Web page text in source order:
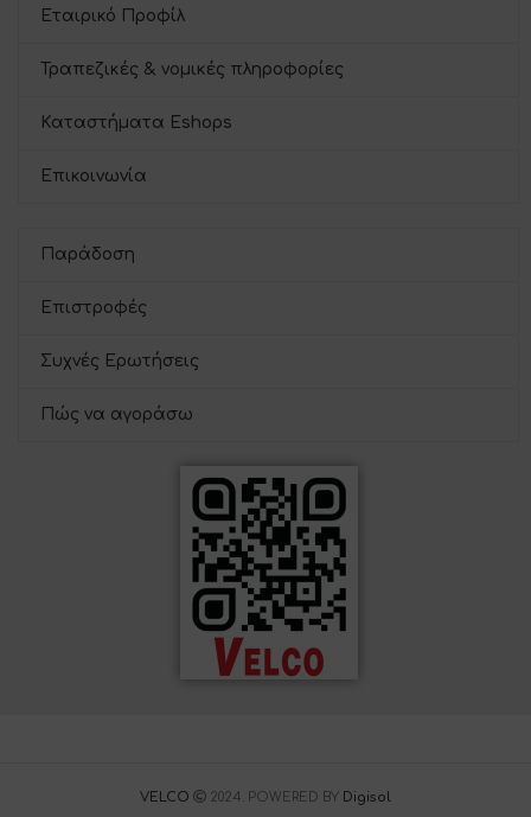
Εταιρικό Προφίλ
Τραπεζικές & νομικές πληροφορίες
Καταστήματα Eshops
Επικοινωνία
Παράδοση
Επιστροφές
Συχνές Ερωτήσεις
Πώς να αγοράσω
VELCO 2024. POWERED BY Digisol.